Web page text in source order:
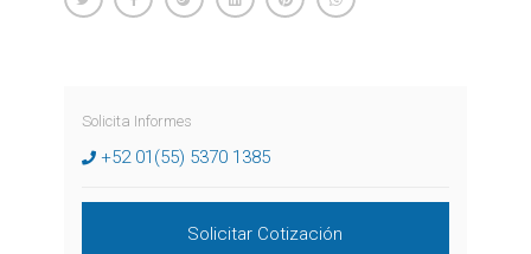
Solicita Informes
+52 01(55) 5370 1385
Solicitar Cotización